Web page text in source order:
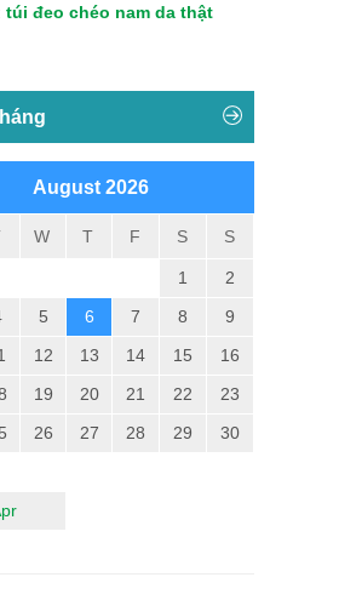
túi đeo chéo nam da thật
August 2026
W T F S S
1
2
5 6 7 8
9
12 13 14 15
16
19 20 21 22
23
26 27 28 29
30